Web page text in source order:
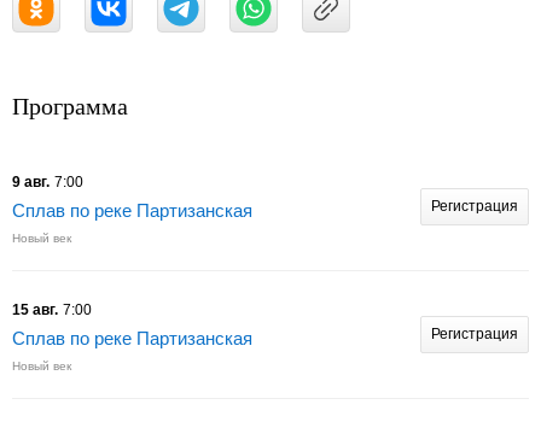
Программа
9 авг. 7:00
Сплав по реке Партизанская
Новый век
Регистрация
15 авг. 7:00
Сплав по реке Партизанская
Новый век
Регистрация